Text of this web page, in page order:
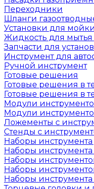
Переходники
Шланги
Установки для
Жидкость для мытья
Запчасти для
Инструмент для
Ручной инструмент
Готовые решения
Готовые решения в
Готовые решения в
Модули
Модули
Ложементы с
Стенды с
Наборы
Наборы
Наборы
Наборы
Наборы инструмента